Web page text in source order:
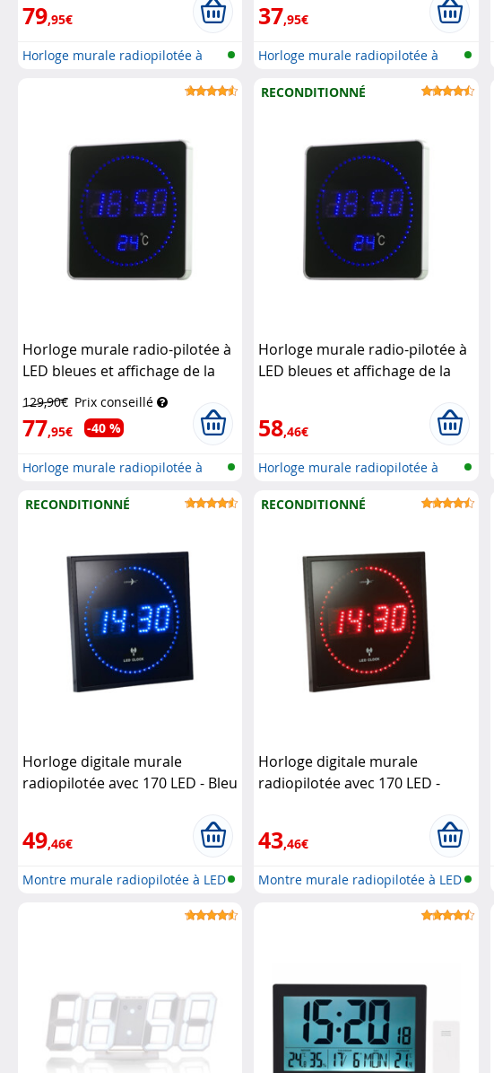
79,95€
Horloge murale radiopilotée à
37,95€
Horloge murale radiopilotée à
Horloge murale radio-pilotée à
LED bleues et affichage de la
Lunartec
129,90€ Prix conseillé
77,95€ -40 %
Horloge murale radiopilotée à
RECONDITIONNÉ
Horloge murale radio-pilotée à
LED bleues et affichage de la
58,46€
Horloge murale radiopilotée à
RECONDITIONNÉ
Horloge digitale murale
radiopilotée avec 170 LED - Bleu
49,46€
Montre murale radiopilotée à LED
RECONDITIONNÉ
Horloge digitale murale
radiopilotée avec 170 LED -
43,46€
Montre murale radiopilotée à LED